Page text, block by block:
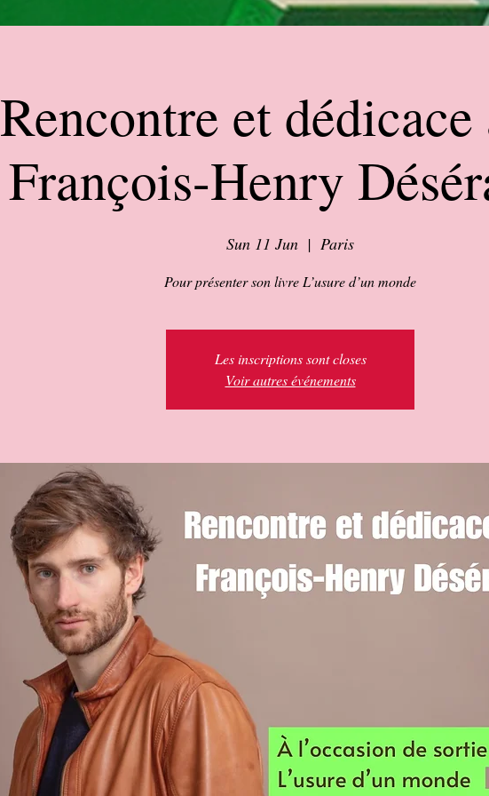
Rencontre et dédicace
François-Henry
Sun 11 Jun
  |
Paris
Pour présenter son livre L’usure d’un monde
Les inscriptions sont closes
Voir autres événements